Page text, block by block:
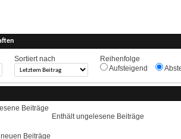
Sortiert nach
Reihenfolge
Aufsteigend
Enthält ungelesene Beiträge